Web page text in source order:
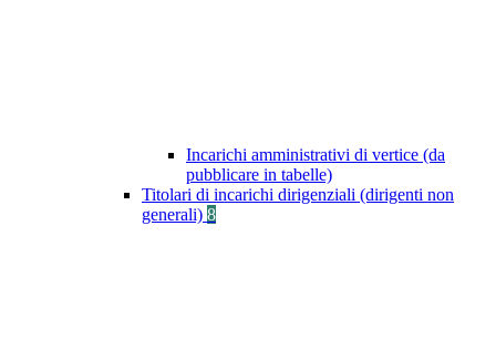
Incarichi amministrativi di vertice (da
pubblicare in tabelle)
Titolari di incarichi dirigenziali (dirigenti non
generali) 8